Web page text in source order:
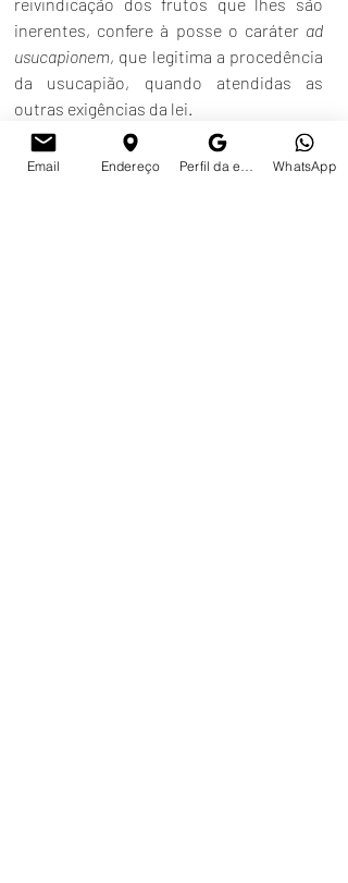
inerentes, confere à posse o caráter ad
usucapionem, que legitima a procedência
da usucapião, quando atendidas as
outras exigências da lei.
No caso julgado, observou o relator,
Email Endereço WhatsApp